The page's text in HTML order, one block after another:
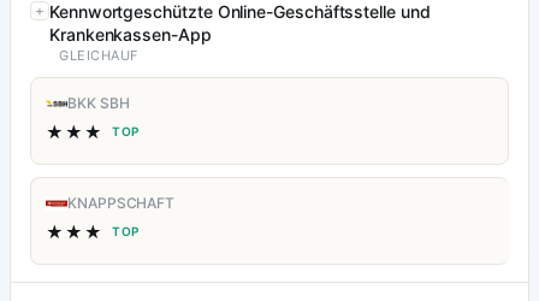
Kennwortgeschützte Online-Geschäftsstelle und
Krankenkassen-App
GLEICHAUF
BKK SBH
★★★ TOP
KNAPPSCHAFT
★★★ TOP